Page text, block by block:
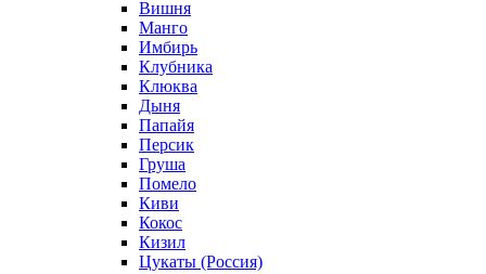
Вишня
Манго
Имбирь
Клубника
Клюква
Дыня
Папайя
Персик
Груша
Помело
Киви
Кокос
Кизил
Цукаты (Россия)